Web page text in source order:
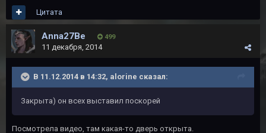
Цитата
Anna27Be 499
11 декабря, 2014
В 11.12.2014 в 14:32, alorine сказал:
Закрыта) он всех выставил поскорей
Посмотрела видео, там какая-то дверь открыта.